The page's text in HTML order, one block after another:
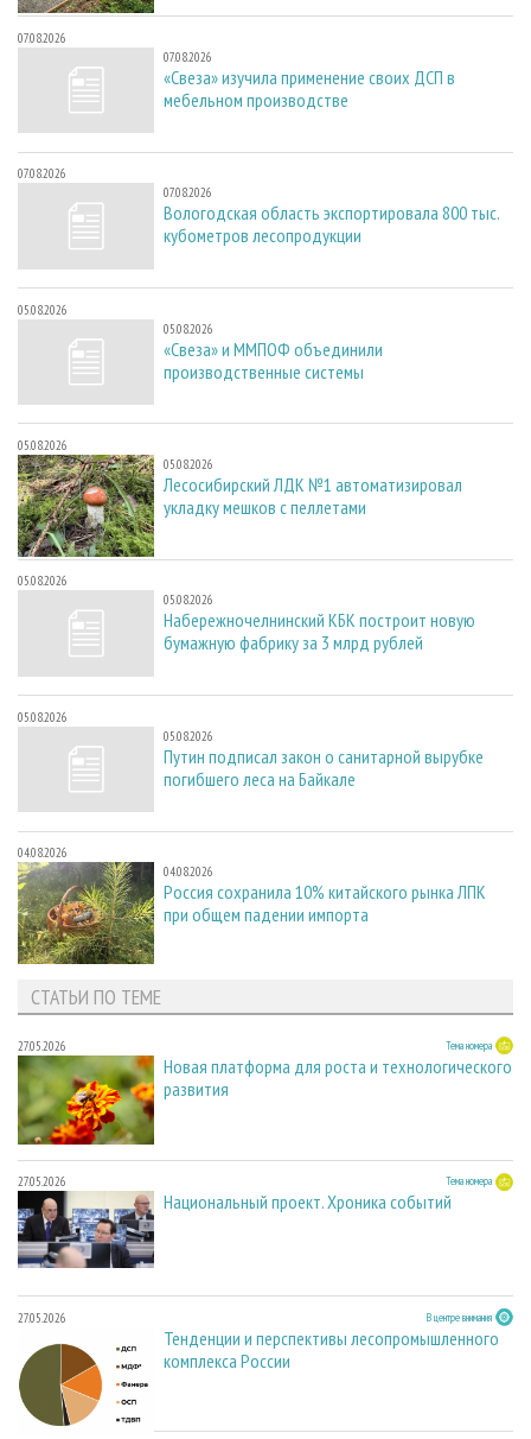
07.08.2026
07.08.2026
«Свеза» изучила применение своих ДСП в
мебельном производстве
07.08.2026
07.08.2026
Вологодская область экспортировала 800 тыс.
кубометров лесопродукции
05.08.2026
05.08.2026
«Свеза» и ММПОФ объединили
производственные системы
05.08.2026
05.08.2026
Лесосибирский ЛДК №1 автоматизировал
укладку мешков с пеллетами
05.08.2026
05.08.2026
Набережночелнинский КБК построит новую
бумажную фабрику за 3 млрд рублей
05.08.2026
05.08.2026
Путин подписал закон о санитарной вырубке
погибшего леса на Байкале
04.08.2026
04.08.2026
Россия сохранила 10% китайского рынка ЛПК
при общем падении импорта
СТАТЬИ ПО ТЕМЕ
27.05.2026 Тема номера
Новая платформа для роста и технологического
развития
27.05.2026 Тема номера
Национальный проект. Хроника событий
27.05.2026 В центре внимания
Тенденции и перспективы лесопромышленного
комплекса России